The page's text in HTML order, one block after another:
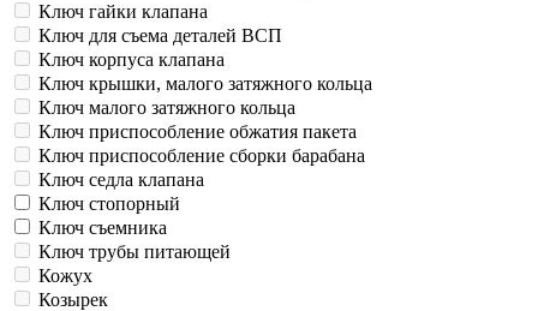
Ключ гайки клапана
Ключ для съема деталей ВСП
Ключ корпуса клапана
Ключ крышки, малого затяжного кольца
Ключ малого затяжного кольца
Ключ приспособление обжатия пакета
Ключ приспособление сборки барабана
Ключ седла клапана
Ключ стопорный
Ключ съемника
Ключ трубы питающей
Кожух
Козырек